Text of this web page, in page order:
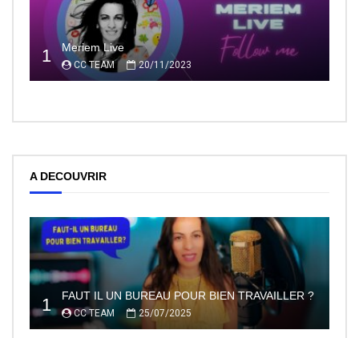
1 Meriem Live
CC TEAM 20/11/2023
A DECOUVRIR
1 FAUT IL UN BUREAU POUR BIEN TRAVAILLER ?
CC TEAM 25/07/2025